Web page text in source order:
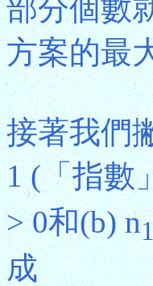
部分個數
方案的最
接著我們
1 (「指數
> 0和(b) n
成